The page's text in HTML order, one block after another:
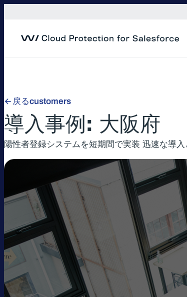
戻るcustomers
導入事例: 大阪府
陽性者登録システムを短期間で実装 迅速な導